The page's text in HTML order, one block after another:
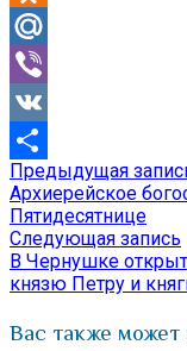
Odnoklassniki
Mail.Ru
Viber
VK
Отправить
Навигация
по
записям
Предыдущая
Архиерейское
Пятидесятнице
Следующая запись
В Чернушке
князю Петру и
Вас также может